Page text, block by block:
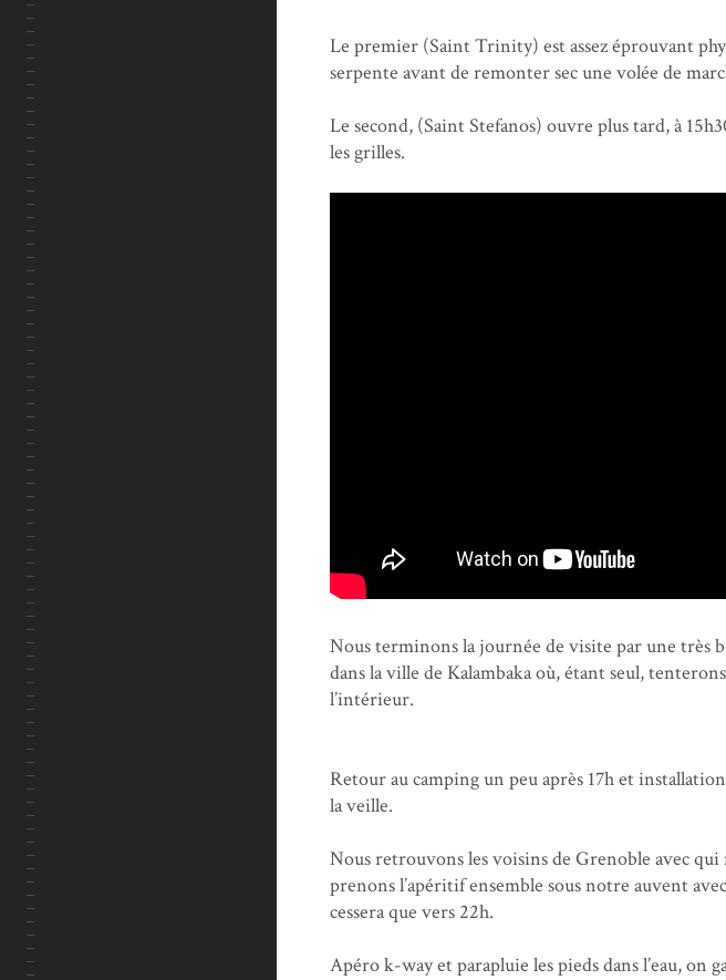
Le premier (Saint Trinity) est assez éprouvant
serpente avant de remonter sec une volée de
Le second, (Saint Stefanos) ouvre plus tard, à
les grilles.
Nous terminons la journée de visite par une très
dans la ville de Kalambaka où, étant seul,
l’intérieur.
Retour au camping un peu après 17h et
la veille.
Nous retrouvons les voisins de Grenoble avec
prenons l’apéritif ensemble sous notre auvent
cessera que vers 22h.
Apéro k-way et parapluie les pieds dans l’eau, on